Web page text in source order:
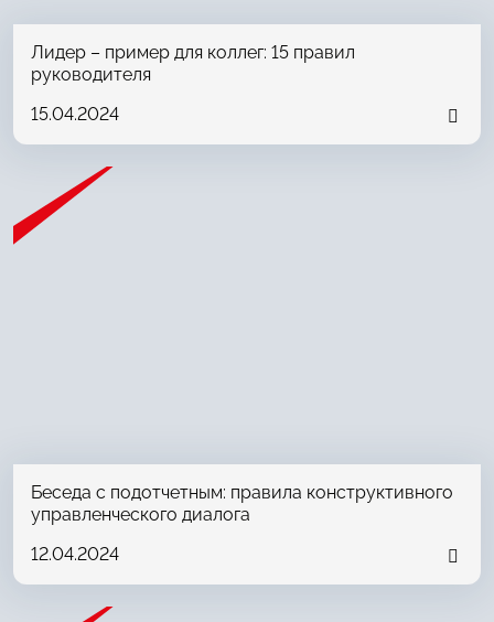
Лидер – пример для коллег: 15 правил
руководителя
15.04.2024
Беседа с подотчетным: правила конструктивного
управленческого диалога
12.04.2024